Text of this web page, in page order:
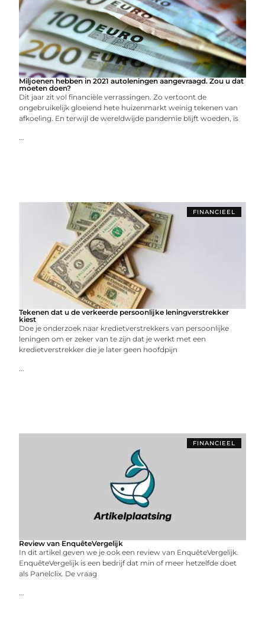
Miljoenen hebben in 2021 autoleningen aangevraagd. Zou u dat
moeten doen?
Dit jaar zit vol financiële verrassingen. Zo vertoont de
ongebruikelijk gloeiend hete huizenmarkt weinig tekenen van
afkoeling. En terwijl de wereldwijde pandemie blijft woeden, is
...
FINANCIEEL
Tekenen dat u de verkeerde persoonlijke leningverstrekker
kiest
Doe je onderzoek naar kredietverstrekkers van persoonlijke
leningen om er zeker van te zijn dat je werkt met een
kredietverstrekker die je later geen hoofdpijn
...
FINANCIEEL
Review van EnquêteVergelijk
In dit artikel geven we je ook een review van EnquêteVergelijk.
EnquêteVergelijk is een bedrijf dat min of meer hetzelfde doet
als Panelclix. De vraag
...